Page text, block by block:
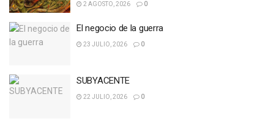
2 AGOSTO, 2026 0
El negocio de la guerra
23 JULIO, 2026 0
SUBYACENTE
22 JULIO, 2026 0